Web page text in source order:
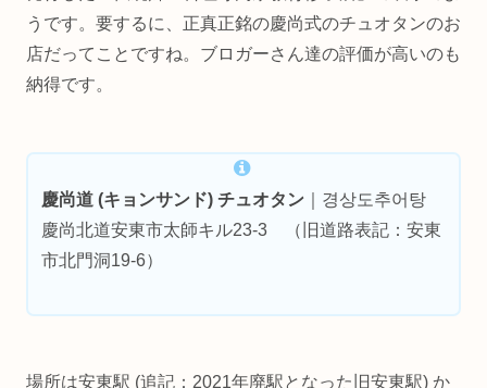
うです。要するに、正真正銘の慶尚式のチュオタンのお
店だってことですね。ブロガーさん達の評価が高いのも
納得です。
慶尚道 (キョンサンド) チュオタン ｜경상도추어탕
慶尚北道安東市太師キル23-3 （旧道路表記：安東
市北門洞19-6）
場所は安東駅 (追記：2021年廃駅となった旧安東駅) か